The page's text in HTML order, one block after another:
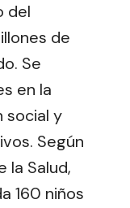
del
de
Se
en la
social y
Según
la Salud,
160 niños